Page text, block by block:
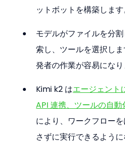
ットボットを構築します
モデルがファイルを分
索し、ツールを選択し
発者の作業が容易になり
Kimi k2 はエージェント
API 連携、ツールの自
により、ワークフロー
さずに実行できるように